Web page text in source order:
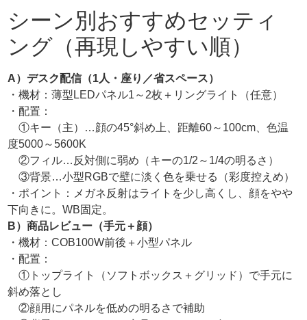
シーン別おすすめセッティ
ング（再現しやすい順）
A）デスク配信（1人・座り／省スペース）
・機材：薄型LEDパネル1～2枚＋リングライト（任意）
・配置：
①キー（主）…顔の45°斜め上、距離60～100cm、色温
度5000～5600K
②フィル…反対側に弱め（キーの1/2～1/4の明るさ）
③背景…小型RGBで壁に淡く色を乗せる（彩度控えめ）
・ポイント：メガネ反射はライトを少し高くし、顔をやや
下向きに。WB固定。
B）商品レビュー（手元＋顔）
・機材：COB100W前後＋小型パネル
・配置：
①トップライト（ソフトボックス＋グリッド）で手元に
斜め落とし
②顔用にパネルを低めの明るさで補助